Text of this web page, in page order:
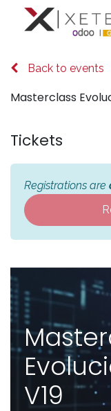
Back to events
Masterclass
Tickets
Registrations are
V19